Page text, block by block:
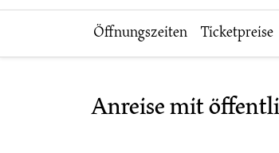
Öffnungszeiten Ticketpreise
Anreise mit